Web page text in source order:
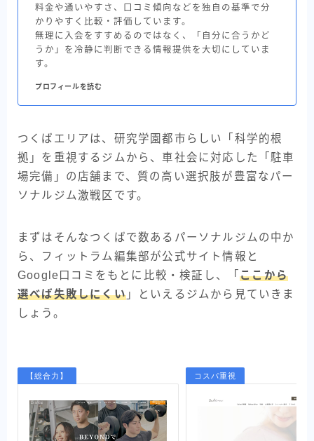
料金や通いやすさ、口コミ傾向などを独自の基準で分
かりやすく比較・評価しています。
無理に入会をすすめるのではなく、「自分に合うかど
うか」を冷静に判断できる情報提供を大切にしていま
す。
プロフィールを読む
つくばエリアは、研究学園都市らしい「科学的根
拠」を重視するジムから、車社会に対応した「駐車
場完備」の店舗まで、質の高い選択肢が豊富なパー
ソナルジム激戦区です。
まずはそんなつくばで数あるパーソナルジムの中か
ら、フィットラム編集部が公式サイト情報と
Google口コミをもとに比較・検証し、「ここから
選べば失敗しにくい」といえるジムから見ていきま
しょう。
【総合力】 コスパ重視